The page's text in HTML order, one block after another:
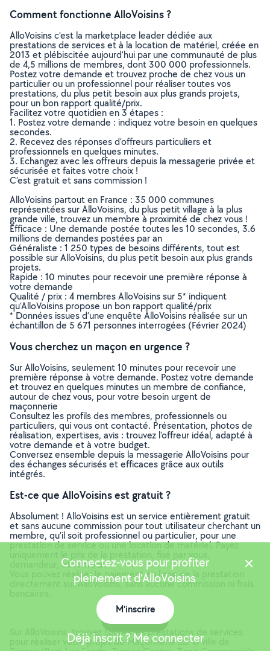
Comment fonctionne AlloVoisins ?
AlloVoisins c’est la marketplace leader dédiée aux
prestations de services et à la location de matériel, créée en
2013 et plébiscitée aujourd’hui par une communauté de plus
de 4,5 millions de membres, dont 300 000 professionnels.
Postez votre demande et trouvez proche de chez vous un
particulier ou un professionnel pour réaliser toutes vos
prestations, du plus petit besoin aux plus grands projets,
pour un bon rapport qualité/prix.
Facilitez votre quotidien en 3 étapes :
1. Postez votre demande : indiquez votre besoin en quelques
secondes.
2. Recevez des réponses d’offreurs particuliers et
professionnels en quelques minutes.
3. Echangez avec les offreurs depuis la messagerie privée et
sécurisée et faites votre choix !
C’est gratuit et sans commission !
AlloVoisins partout en France : 35 000 communes
représentées sur AlloVoisins, du plus petit village à la plus
grande ville, trouvez un membre à proximité de chez vous !
Efficace : Une demande postée toutes les 10 secondes, 3.6
millions de demandes postées par an
Généraliste : 1 250 types de besoins différents, tout est
possible sur AlloVoisins, du plus petit besoin aux plus grands
projets.
Rapide : 10 minutes pour recevoir une première réponse à
votre demande
Qualité / prix : 4 membres AlloVoisins sur 5* indiquent
qu’AlloVoisins propose un bon rapport qualité/prix
* Données issues d’une enquête AlloVoisins réalisée sur un
échantillon de 5 671 personnes interrogées (Février 2024)
Vous cherchez un maçon en urgence ?
Sur AlloVoisins, seulement 10 minutes pour recevoir une
première réponse à votre demande. Postez votre demande
et trouvez en quelques minutes un membre de confiance,
autour de chez vous, pour votre besoin urgent de
maçonnerie
Consultez les profils des membres, professionnels ou
particuliers, qui vous ont contacté. Présentation, photos de
réalisation, expertises, avis : trouvez l'offreur idéal, adapté à
votre demande et à votre budget.
Conversez ensemble depuis la messagerie AlloVoisins pour
des échanges sécurisés et efficaces grâce aux outils
intégrés.
Est-ce que AlloVoisins est gratuit ?
Absolument ! AlloVoisins est un service entièrement gratuit
et sans aucune commission pour tout utilisateur cherchant un
membre, qu’il soit professionnel ou particulier, pour une
prestation de service ou une location de matériel. Payez
uniquement le prix de la prestation, fixé par vous,
demandeur, et l’offreur.
Vous pouvez réaliser le paiement en ligne de la prestation
directement sur AlloVoisins, sans aucune commission ni frais
Sur AlloVoisins, trouvez toutes les prestations de services
pour réaliser votre projet de Maçonnerie sur la ville de
Connectez-vous pour profiter
pleinement d'AlloVoisins
M'inscrire
Déjà inscrit ? Me connecter